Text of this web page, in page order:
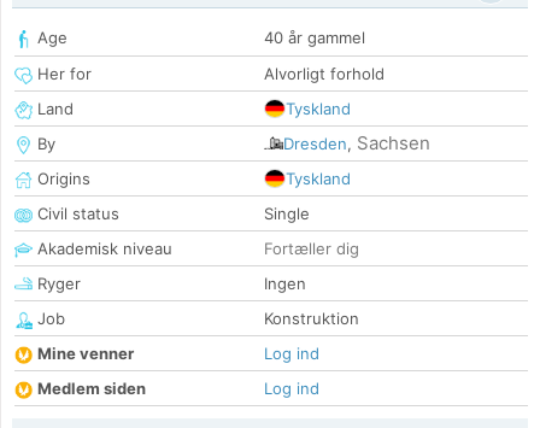
Age
40 år gammel
Her for
Alvorligt forhold
Land
Tyskland
By
Dresden, Sachsen
Origins
Tyskland
Civil status
Single
Akademisk niveau
Fortæller dig
Ryger
Ingen
Job
Konstruktion
Mine venner
Log ind
Medlem siden
Log ind